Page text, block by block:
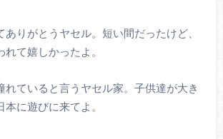
ありがとうヤセル。短い間だったけど、
て嬉しかったよ。
れていると言うヤセル家。子供達が大き
本に遊びに来てよ。